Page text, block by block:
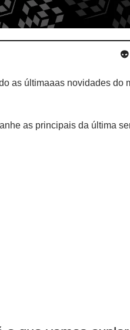
as últimaaas novidades do
as principais da última